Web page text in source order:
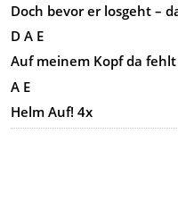
Doch bevor er losgeht –
D A E
Auf meinem Kopf da
A E
Helm Auf! 4x